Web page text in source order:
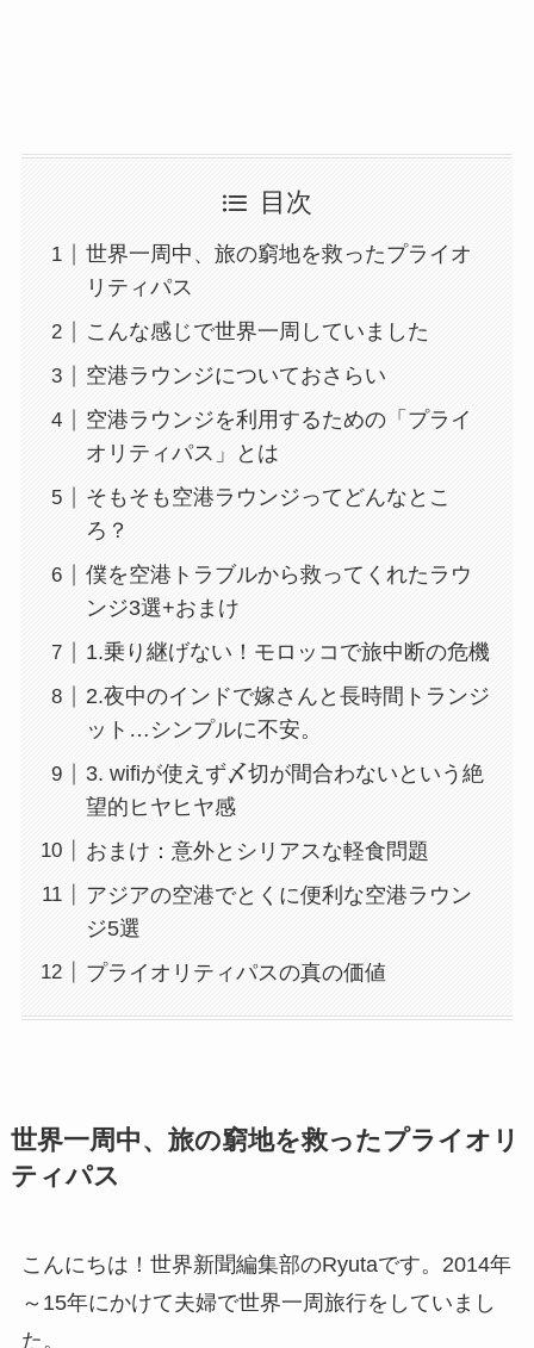
目次
世界一周中、旅の窮地を救ったプライオ
リティパス
こんな感じで世界一周していました
空港ラウンジについておさらい
空港ラウンジを利用するための「プライ
オリティパス」とは
そもそも空港ラウンジってどんなとこ
ろ？
僕を空港トラブルから救ってくれたラウ
ンジ3選+おまけ​
1.乗り継げない！モロッコで旅中断の危機
2.夜中のインドで嫁さんと長時間トランジ
ット…シンプルに不安。
3. wifiが使えず〆切が間合わないという絶
望的ヒヤヒヤ感
おまけ：意外とシリアスな軽食問題
アジアの空港でとくに便利な空港ラウン
ジ5選
プライオリティパスの真の価値
世界一周中、旅の窮地を救ったプライオリ
ティパス
こんにちは！世界新聞編集部のRyutaです。2014年
～15年にかけて夫婦で世界一周旅行をしていまし
た。